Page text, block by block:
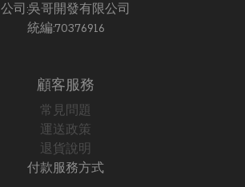
公司:吳哥開發有限公司
統編:70376916
顧客服務
常見問題
運送政策
退貨說明
付款服務方式